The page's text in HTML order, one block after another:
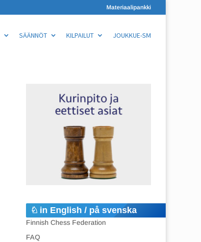
Materiaalipankki
SÄÄNNÖT KILPAILUT JOUKKUE-SM
in English / på svenska
Finnish Chess Federation
FAQ